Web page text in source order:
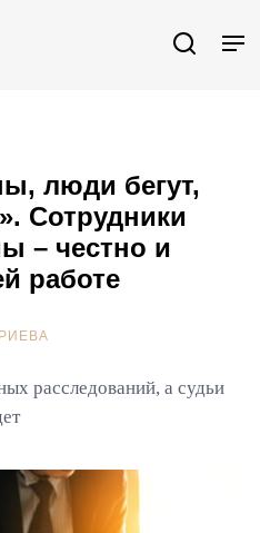
люди бегут,
Сотрудники
– честно и
работе
расследований, а судьи